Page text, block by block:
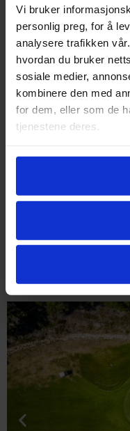
Vi bruker
personlig preg, for å
analysere trafikken
hvordan du bruker
sosiale medier,
kombinere den med
for dem, eller som de
tjenestene deres.
Se våre andre